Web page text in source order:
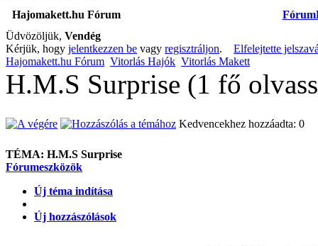
Hajomakett.hu Fórum Fórum
Üdvözöljük, Vendég
Kérjük, hogy jelentkezzen be vagy regisztráljon. Elfelejtette
Hajomakett.hu Fórum Vitorlás Hajók Vitorlás Makett
H.M.S Surprise (1 fő
Kedvencekhez hozzáadta: 0
TÉMA: H.M.S Surprise
Fórumeszközök
Új téma indítása
Új hozzászólások